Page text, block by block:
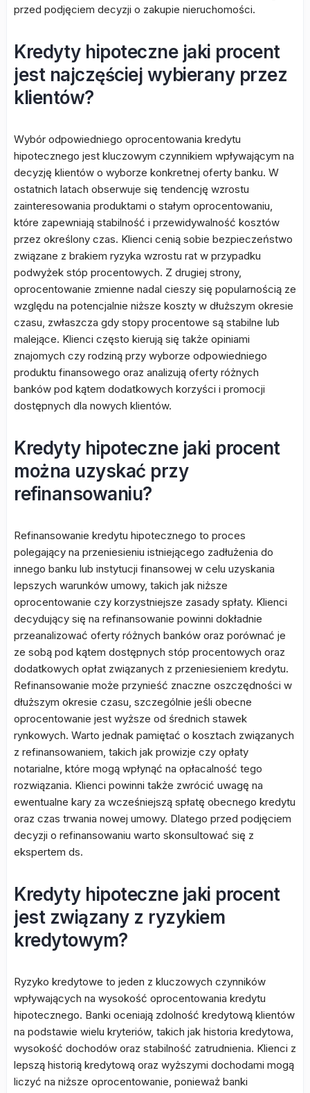
przed podjęciem decyzji o zakupie nieruchomości.
Kredyty hipoteczne jaki procent
jest najczęściej wybierany przez
klientów?
Wybór odpowiedniego oprocentowania kredytu
hipotecznego jest kluczowym czynnikiem wpływającym na
decyzję klientów o wyborze konkretnej oferty banku. W
ostatnich latach obserwuje się tendencję wzrostu
zainteresowania produktami o stałym oprocentowaniu,
które zapewniają stabilność i przewidywalność kosztów
przez określony czas. Klienci cenią sobie bezpieczeństwo
związane z brakiem ryzyka wzrostu rat w przypadku
podwyżek stóp procentowych. Z drugiej strony,
oprocentowanie zmienne nadal cieszy się popularnością ze
względu na potencjalnie niższe koszty w dłuższym okresie
czasu, zwłaszcza gdy stopy procentowe są stabilne lub
malejące. Klienci często kierują się także opiniami
znajomych czy rodziną przy wyborze odpowiedniego
produktu finansowego oraz analizują oferty różnych
banków pod kątem dodatkowych korzyści i promocji
dostępnych dla nowych klientów.
Kredyty hipoteczne jaki procent
można uzyskać przy
refinansowaniu?
Refinansowanie kredytu hipotecznego to proces
polegający na przeniesieniu istniejącego zadłużenia do
innego banku lub instytucji finansowej w celu uzyskania
lepszych warunków umowy, takich jak niższe
oprocentowanie czy korzystniejsze zasady spłaty. Klienci
decydujący się na refinansowanie powinni dokładnie
przeanalizować oferty różnych banków oraz porównać je
ze sobą pod kątem dostępnych stóp procentowych oraz
dodatkowych opłat związanych z przeniesieniem kredytu.
Refinansowanie może przynieść znaczne oszczędności w
dłuższym okresie czasu, szczególnie jeśli obecne
oprocentowanie jest wyższe od średnich stawek
rynkowych. Warto jednak pamiętać o kosztach związanych
z refinansowaniem, takich jak prowizje czy opłaty
notarialne, które mogą wpłynąć na opłacalność tego
rozwiązania. Klienci powinni także zwrócić uwagę na
ewentualne kary za wcześniejszą spłatę obecnego kredytu
oraz czas trwania nowej umowy. Dlatego przed podjęciem
decyzji o refinansowaniu warto skonsultować się z
ekspertem ds.
Kredyty hipoteczne jaki procent
jest związany z ryzykiem
kredytowym?
Ryzyko kredytowe to jeden z kluczowych czynników
wpływających na wysokość oprocentowania kredytu
hipotecznego. Banki oceniają zdolność kredytową klientów
na podstawie wielu kryteriów, takich jak historia kredytowa,
wysokość dochodów oraz stabilność zatrudnienia. Klienci z
lepszą historią kredytową oraz wyższymi dochodami mogą
liczyć na niższe oprocentowanie, ponieważ banki